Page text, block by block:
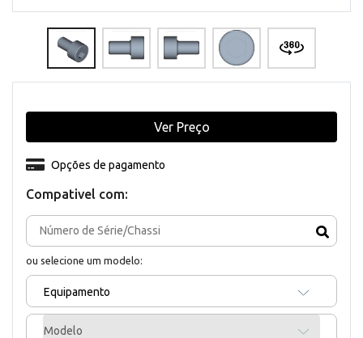
Compativel com:
ou selecione um modelo:
Equipamento
Modelo
Opções de pagamento
Ver Preço